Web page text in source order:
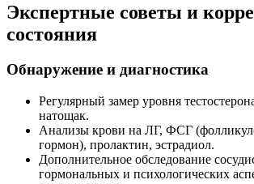
Экспертные советы и
состояния
Обнаружение и диагностика
Регулярный замер уровня
натощак.
Анализы крови на ЛГ, ФСГ
гормон), пролактин, эстрадиол.
Дополнительное обследование
гормональных и психологических